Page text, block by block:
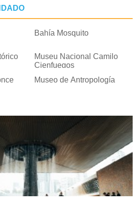
Bahía Mosquito
Museu Nacional Camilo
Cienfuegos
Museo de Antropología